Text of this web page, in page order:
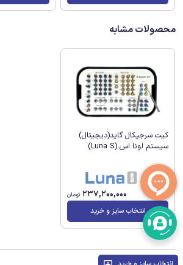
محصولات مشابه
کیت سرجیکال گاید(دیجیتال)
سیستم لونا اس (Luna S)
237,200,000 تومان
انتخاب سایز و خرید